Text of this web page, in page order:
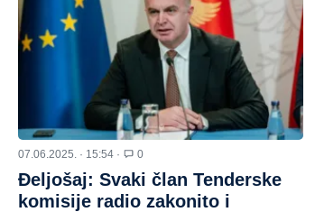
07.06.2025. · 15:54 · 0
Đeljošaj: Svaki član Tenderske
komisije radio zakonito i